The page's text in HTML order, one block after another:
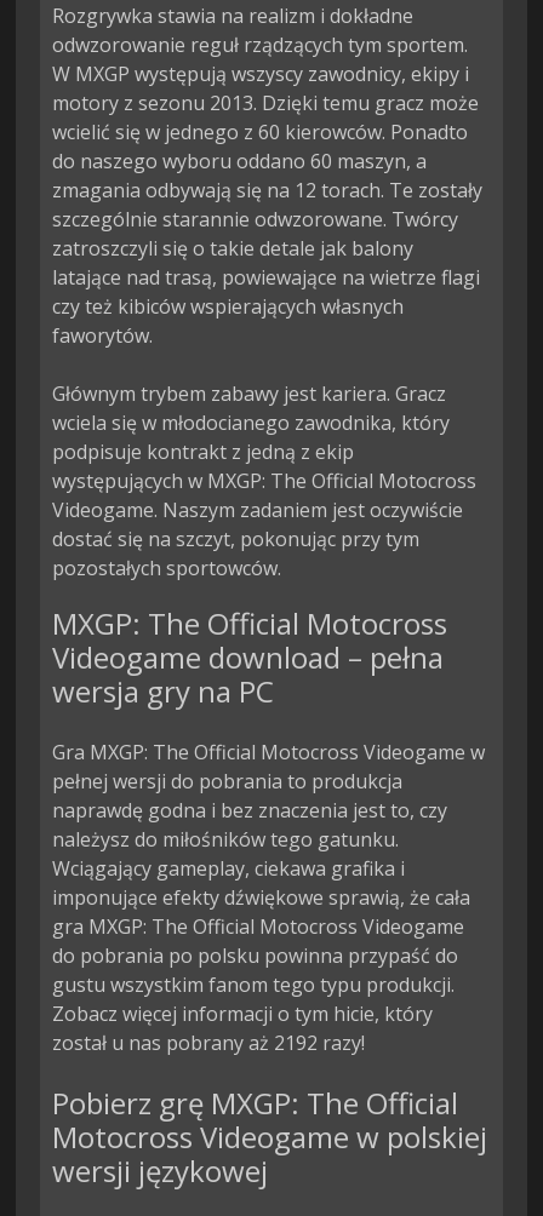
Rozgrywka stawia na realizm i dokładne
odwzorowanie reguł rządzących tym sportem.
W MXGP występują wszyscy zawodnicy, ekipy i
motory z sezonu 2013. Dzięki temu gracz może
wcielić się w jednego z 60 kierowców. Ponadto
do naszego wyboru oddano 60 maszyn, a
zmagania odbywają się na 12 torach. Te zostały
szczególnie starannie odwzorowane. Twórcy
zatroszczyli się o takie detale jak balony
latające nad trasą, powiewające na wietrze flagi
czy też kibiców wspierających własnych
faworytów.
Głównym trybem zabawy jest kariera. Gracz
wciela się w młodocianego zawodnika, który
podpisuje kontrakt z jedną z ekip
występujących w MXGP: The Official Motocross
Videogame. Naszym zadaniem jest oczywiście
dostać się na szczyt, pokonując przy tym
pozostałych sportowców.
MXGP: The Official Motocross
Videogame download – pełna
wersja gry na PC
Gra MXGP: The Official Motocross Videogame w
pełnej wersji do pobrania to produkcja
naprawdę godna i bez znaczenia jest to, czy
należysz do miłośników tego gatunku.
Wciągający gameplay, ciekawa grafika i
imponujące efekty dźwiękowe sprawią, że cała
gra MXGP: The Official Motocross Videogame
do pobrania po polsku powinna przypaść do
gustu wszystkim fanom tego typu produkcji.
Zobacz więcej informacji o tym hicie, który
został u nas pobrany aż 2192 razy!
Pobierz grę MXGP: The Official
Motocross Videogame w polskiej
wersji językowej